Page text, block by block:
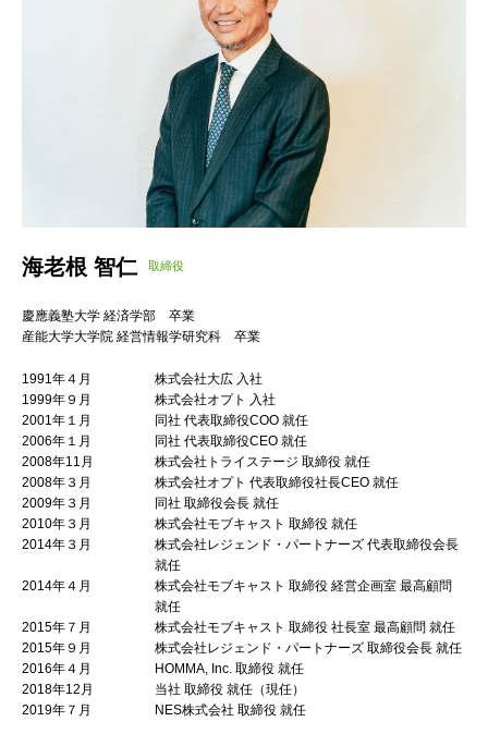
海老根 智仁 取締役
慶應義塾大学 経済学部 卒業
産能大学大学院 経営情報学研究科 卒業
1991年４月
株式会社大広 入社
1999年９月
株式会社オプト 入社
2001年１月
同社 代表取締役COO 就任
2006年１月
同社 代表取締役CEO 就任
2008年11月
株式会社トライステージ 取締役 就任
2008年３月
株式会社オプト 代表取締役社長CEO 就任
2009年３月
同社 取締役会長 就任
2010年３月
株式会社モブキャスト 取締役 就任
2014年３月
株式会社レジェンド・パートナーズ 代表取締役会長
就任
2014年４月
株式会社モブキャスト 取締役 経営企画室 最高顧問
就任
2015年７月
株式会社モブキャスト 取締役 社長室 最高顧問 就任
2015年９月
株式会社レジェンド・パートナーズ 取締役会長 就任
2016年４月
HOMMA, Inc. 取締役 就任
2018年12月
当社 取締役 就任（現任）
2019年７月
NES株式会社 取締役 就任